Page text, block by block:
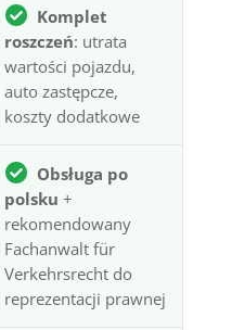
Komplet
roszczeń: utrata
wartości pojazdu,
auto zastępcze,
koszty dodatkowe
Obsługa po
polsku +
rekomendowany
Fachanwalt für
Verkehrsrecht do
reprezentacji prawnej